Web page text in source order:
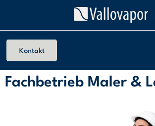
Kontakt
Fachbetrieb Maler &